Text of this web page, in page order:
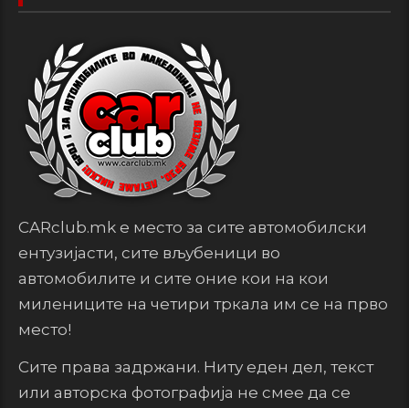
CARclub.mk е место за сите автомобилски
ентузијасти, сите вљубеници во
автомобилите и сите оние кои на кои
милениците на четири тркала им се на прво
место!
Сите права задржани. Ниту еден дел, текст
или авторска фотографија не смее да се